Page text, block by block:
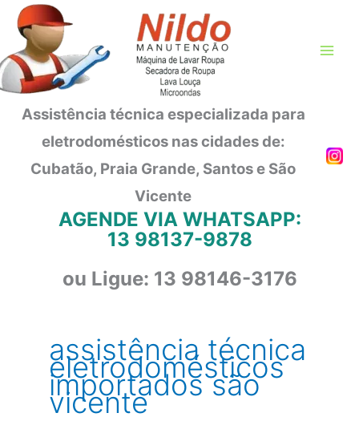
para
conteúdo
Assistência técnica especializada para
eletrodomésticos nas cidades de:
Cubatão, Praia Grande, Santos e São
Vicente
AGENDE VIA WHATSAPP:
13 98137-9878
ou Ligue: 13 98146-3176
assistência técnica
eletrodomésticos
importados são
vicente